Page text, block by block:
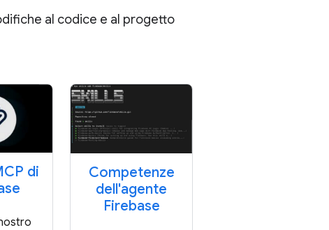
al codice e al progetto
di
Competenze
dell'agente
Firebase